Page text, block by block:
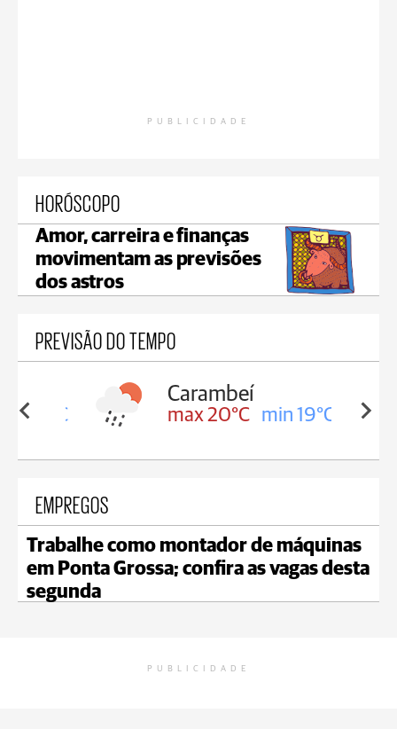
PUBLICIDADE
HORÓSCOPO
Amor, carreira e finanças
movimentam as previsões
dos astros
PREVISÃO DO TEMPO
19°C
Carambeí
max 20°C min 19°C
EMPREGOS
Trabalhe como montador de máquinas
em Ponta Grossa; confira as vagas desta
segunda
PUBLICIDADE